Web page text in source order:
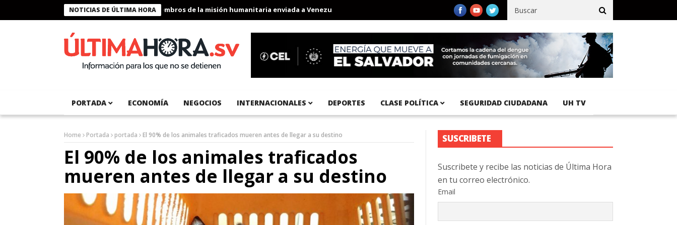
NOTICIAS DE ÚLTIMA HORA
Presidente Bukele condecora a miembros de la misión humanitaria enviada a Venezuela Aeropuerto Internacional del Pacífico registra 92 % de avance en obras de terracería
PORTADA ECONOMÍA NEGOCIOS INTERNACIONALES DEPORTES CLASE POLÍTICA SEGURIDAD CIUDADANA UH TV
Home Portada portada El 90% de los animales traficados mueren antes de llegar a su destino
El 90% de los animales traficados
mueren antes de llegar a su destino
SUSCRIBETE
Suscribete y recibe las noticias de Última Hora
en tu correo electrónico.
Email